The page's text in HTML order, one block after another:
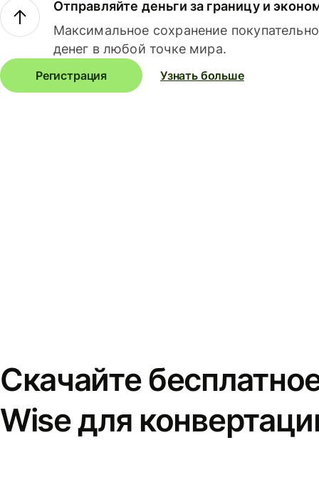
Отправляйте деньги за границу и
Максимальное сохранение
денег в любой точке мира.
Регистрация Узнать больше
Скачайте
Wise для